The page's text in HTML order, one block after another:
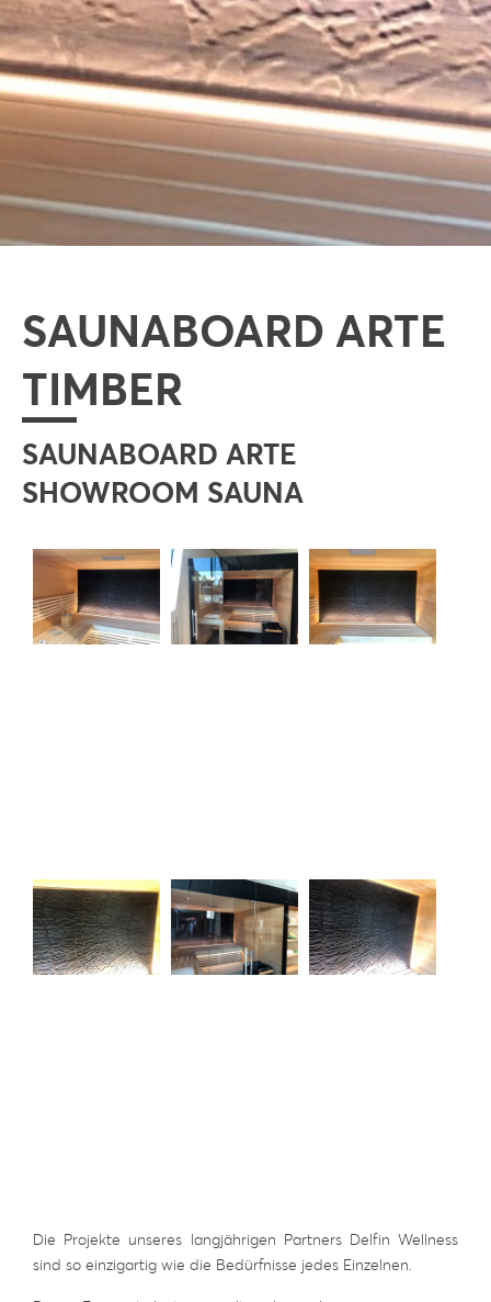
SAUNABOARD ARTE
TIMBER
SAUNABOARD ARTE
SHOWROOM SAUNA
Die Projekte unseres langjährigen Partners Delfin Wellness
sind so einzigartig wie die Bedürfnisse jedes Einzelnen.